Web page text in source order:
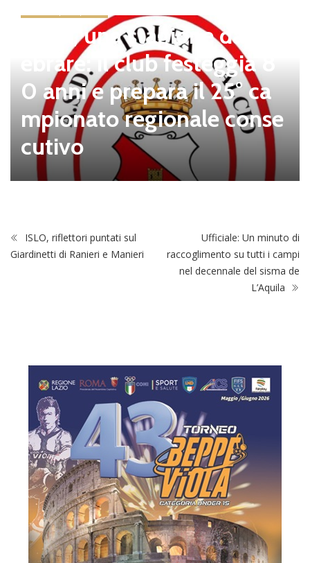
Tolfa, una stagione da cel
ebrare: il club festeggia 8
0 anni e prepara il 25° ca
mpionato regionale conse
cutivo
ISLO, riflettori puntati sul
Giardinetti di Ranieri e Manieri
Ufficiale: Un minuto di
raccoglimento su tutti i campi
nel decennale del sisma de
L’Aquila